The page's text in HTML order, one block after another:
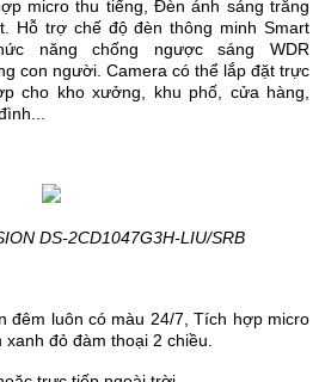
micro thu tiếng, Đèn ánh sáng trắng
Hỗ trợ chế độ đèn thông minh Smart
năng chống ngược sáng WDR
con người. Camera có thể lắp đặt trực
cho kho xưởng, khu phố, cửa hàng,
DS-2CD1047G3H-LIU/SRB
đêm luôn có màu 24/7,Tích hợp micro
đỏ đàm thoại 2 chiều.